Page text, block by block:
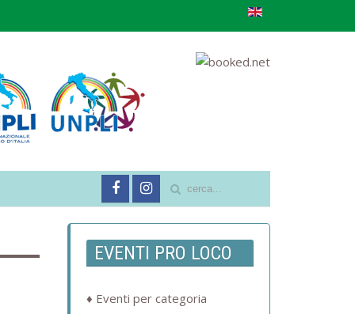
EVENTI PRO LOCO
Eventi per categoria